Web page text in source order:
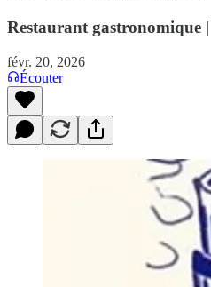
Restaurant gastronomique
févr. 20, 2026
Écouter